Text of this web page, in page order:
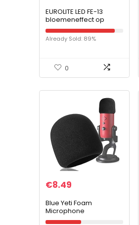
EUROLITE LED FE-13
bloemeneffect op
batterijen
Already Sold: 89%
0
€8.49
Blue Yeti Foam
Microphone
Windscreen –